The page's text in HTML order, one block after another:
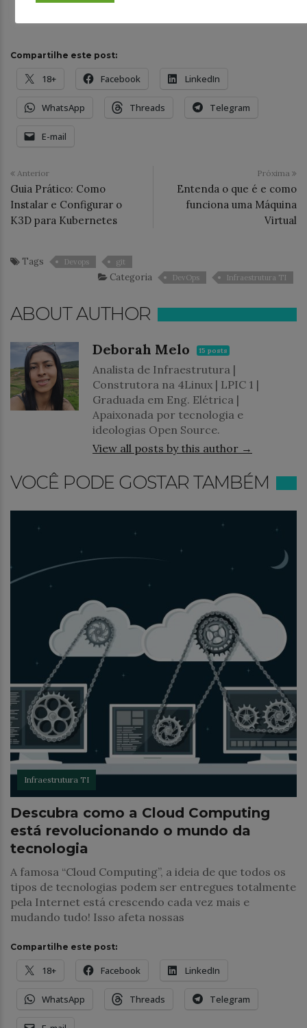
Compartilhe este post:
18+ Facebook LinkedIn
WhatsApp Threads Telegram
E-mail
Anterior
Guia Prático: Como
Instalar e Configurar o
K3D para Kubernetes
Próxima
Entenda o que é e como
funciona uma Máquina
Virtual
Tags Devops git
Categoria DevOps Infraestrutura TI
ABOUT AUTHOR
Deborah Melo 15 posts
Analista de Infraestrutura |
Construtora na 4Linux | LPIC 1 |
Graduada em Eng. Elétrica |
Apaixonada por tecnologia e
ideologias Open Source.
View all posts by this author →
VOCÊ PODE GOSTAR TAMBÉM
Infraestrutura TI
Descubra como a Cloud Computing
está revolucionando o mundo da
tecnologia
A famosa “Cloud Computing”, a ideia de que todos os
tipos de tecnologias podem ser entregues totalmente
pela Internet está crescendo cada vez mais e
mudando tudo! Isso afeta nossas
Compartilhe este post:
18+ Facebook LinkedIn
WhatsApp Threads Telegram